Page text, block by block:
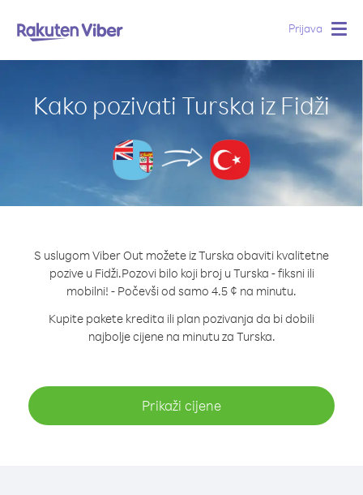
Prijava
Kako pozivati Turska iz Fidži
S uslugom Viber Out možete iz Turska obaviti kvalitetne
pozive u Fidži.Pozovi bilo koji broj u Turska - fiksni ili
mobilni! - Počevši od samo 4.5 ¢ na minutu.
Kupite pakete kredita ili plan pozivanja da bi dobili
najbolje cijene na minutu za Turska.
Prikaži cijene